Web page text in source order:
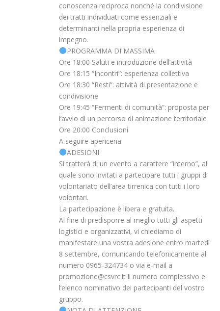
conoscenza reciproca nonché la condivisione
dei tratti individuati come essenziali e
determinanti nella propria esperienza di
impegno.
PROGRAMMA DI MASSIMA
Ore 18:00 Saluti e introduzione dell’attività
Ore 18:15 “Incontri”: esperienza collettiva
Ore 18:30 “Resti”: attività di presentazione e
condivisione
Ore 19:45 “Fermenti di comunità”: proposta per
l’avvio di un percorso di animazione territoriale
Ore 20:00 Conclusioni
A seguire apericena
ADESIONI
Si tratterà di un evento a carattere “interno”, al
quale sono invitati a partecipare tutti i gruppi di
volontariato dell’area tirrenica con tutti i loro
volontari.
La partecipazione è libera e gratuita.
Al fine di predisporre al meglio tutti gli aspetti
logistici e organizzativi, vi chiediamo di
manifestare una vostra adesione entro martedì
8 settembre, comunicando telefonicamente al
numero 0965-324734 o via e-mail a
promozione@csvrc.it il numero complessivo e
l’elenco nominativo dei partecipanti del vostro
gruppo.